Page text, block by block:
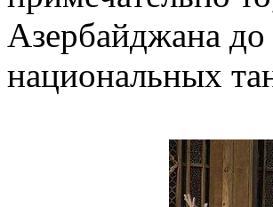
Азербайджана до
национальных